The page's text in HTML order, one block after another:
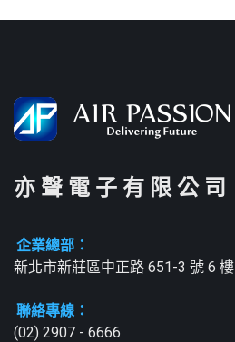
亦 聲 電 子 有 限 公 司
企業總部：
新北市新莊區中正路 651-3 號 6 樓
聯絡專線：
(02) 2907 - 6666